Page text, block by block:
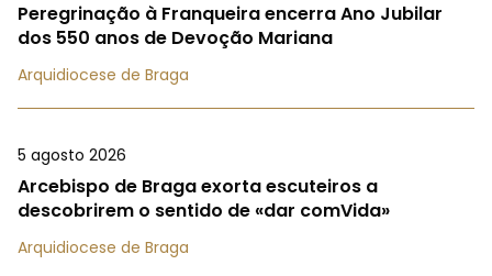
Peregrinação à Franqueira encerra Ano Jubilar
dos 550 anos de Devoção Mariana
Arquidiocese de Braga
5 agosto 2026
Arcebispo de Braga exorta escuteiros a
descobrirem o sentido de «dar comVida»
Arquidiocese de Braga